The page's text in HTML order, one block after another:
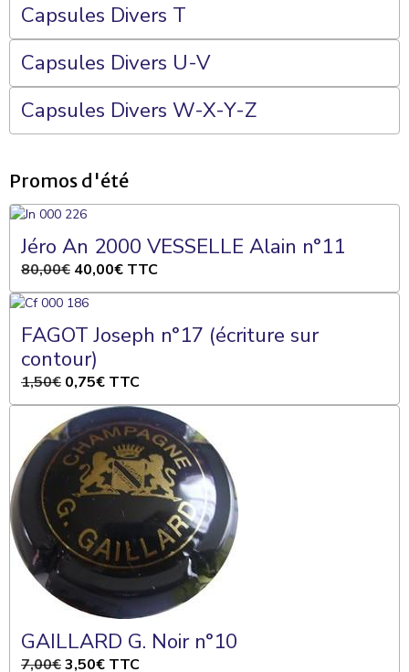
Capsules Divers T
Capsules Divers U-V
Capsules Divers W-X-Y-Z
Promos d'été
Jéro An 2000 VESSELLE Alain n°11
80,00€ 40,00€ TTC
FAGOT Joseph n°17 (écriture sur
contour)
1,50€ 0,75€ TTC
GAILLARD G. Noir n°10
7,00€3,50€ TTC